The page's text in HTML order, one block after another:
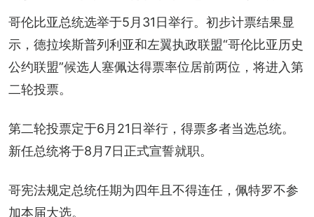
哥伦比亚总统选举于5月31日举行。初步计票结果显
示，德拉埃斯普列利亚和左翼执政联盟“哥伦比亚历史
公约联盟”候选人塞佩达得票率位居前两位，将进入第
二轮投票。
第二轮投票定于6月21日举行，得票多者当选总统。
新任总统将于8月7日正式宣誓就职。
哥宪法规定总统任期为四年且不得连任，佩特罗不参
加本届大选。